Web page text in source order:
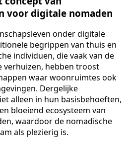
voor digitale nomaden
onder digitale
begrippen van thuis en
individuen, die vaak van de
verhuizen, hebben troost
waar woonruimtes ook
Dergelijke
alleen in hun basisbehoeften,
bloeiend ecosysteem van
waardoor de nomadische
als plezierig is.